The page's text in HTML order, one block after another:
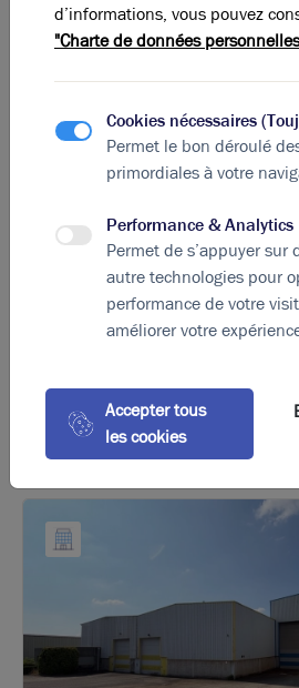
B C D E F
Diagnostic DPE en cours
C D E F
Indice d'émission de gaz à effet de
Diagnostic GES en cours
La perle rare pour votreprojet
Ces offres peuvent
d’informations, vous pouvez
"Charte de données
Cookies nécessaires
Permet le bon déroulé
primordiales à votre
Performance & Analytics
Permet de s’appuyer sur
autre technologies pour
performance de votre
améliorer votre
Accepter tous
les cookies